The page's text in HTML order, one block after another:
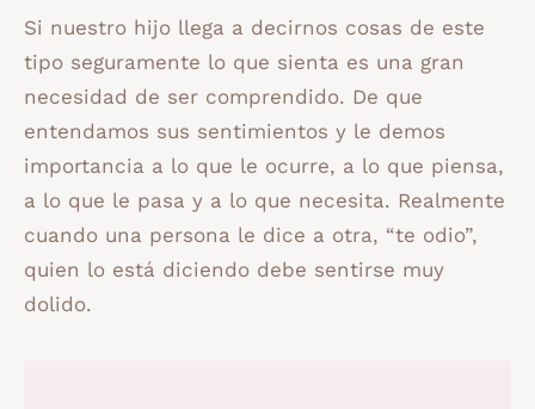
Si nuestro hijo llega a decirnos cosas de este
tipo seguramente lo que sienta es una gran
necesidad de ser comprendido. De que
entendamos sus sentimientos y le demos
importancia a lo que le ocurre, a lo que piensa,
a lo que le pasa y a lo que necesita. Realmente
cuando una persona le dice a otra, “te odio”,
quien lo está diciendo debe sentirse muy
dolido.